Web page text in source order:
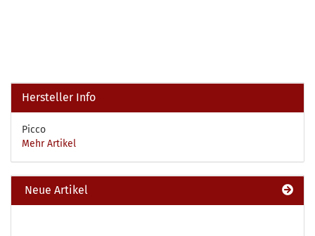
Hersteller Info
Picco
Mehr Artikel
Neue Artikel